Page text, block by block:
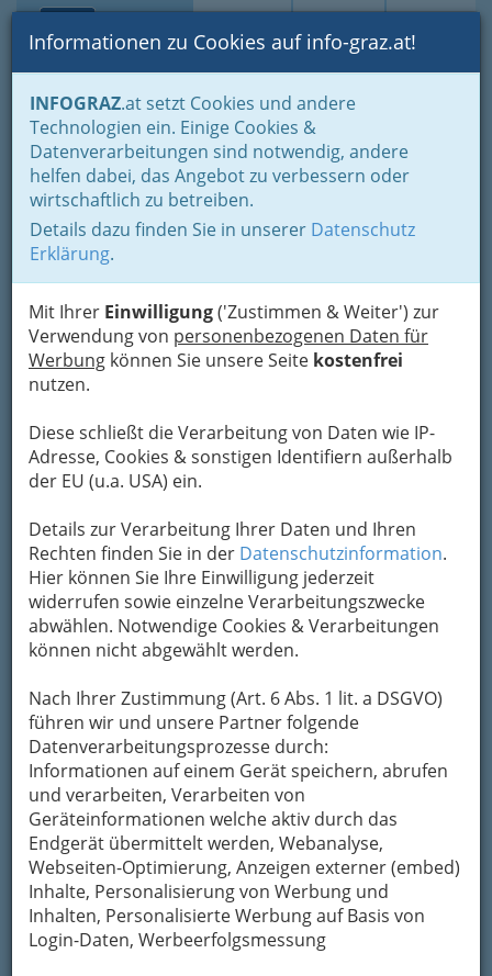
Suche Login Toggle
Informationen zu Cookies auf info-graz.at!
INFOGRAZ.at setzt Cookies und andere
Technologien ein. Einige Cookies &
Datenverarbeitungen sind notwendig, andere
helfen dabei, das Angebot zu verbessern oder
wirtschaftlich zu betreiben.
Details dazu finden Sie in unserer Datenschutz
Erklärung.
Mit Ihrer Einwilligung('Zustimmen & Weiter') zur
Verwendung von personenbezogenen Daten für
Werbung können Sie unsere Seite kostenfrei
nutzen.
Diese schließt die Verarbeitung von Daten wie IP-
Adresse, Cookies & sonstigen Identifiern außerhalb
der EU (u.a. USA) ein.
Details zur Verarbeitung Ihrer Daten und Ihren
Rechten finden Sie in der Datenschutzinformation.
Hier können Sie Ihre Einwilligung jederzeit
widerrufen sowie einzelne Verarbeitungszwecke
abwählen. Notwendige Cookies & Verarbeitungen
können nicht abgewählt werden.
Nach Ihrer Zustimmung (Art. 6 Abs. 1 lit. a DSGVO)
führen wir und unsere Partner folgende
Datenverarbeitungsprozesse durch:
Informationen auf einem Gerät speichern, abrufen
und verarbeiten, Verarbeiten von
Geräteinformationen welche aktiv durch das
Endgerät übermittelt werden, Webanalyse,
Webseiten-Optimierung, Anzeigen externer (embed)
Inhalte, Personalisierung von Werbung und
Inhalten, Personalisierte Werbung auf Basis von
Login-Daten, Werbeerfolgsmessung
Home Lebens-Guide
Nachwuchs, Eltern - Familien
Ferien, Freizeit, Kultur für Kinder und Jugendliche
Freizeit im Winter
Skigebiet Fageralm
Bergbahnen
Gleiming 34, 8973 Pichl a.d. Enns
Karte
Adresse mit Google Maps anschauen
Kontaktaufnahme
Um die Info-Graz Firmenvor Spam-Mails zu
bewahren, verwenden wir an dieser Stelle zur
Übermittlung Ihrer Nachricht ein sicheres
Formular. Ihre Nachricht wird nach dem
Unternehmen Skigebiet Fageralm Bergbahnen
weitergeleitet.
Mein Name
Meine Email Adresse
Mein Betreff